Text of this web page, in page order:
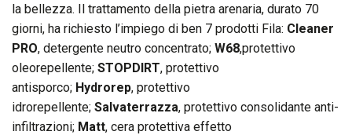
la bellezza. Il trattamento della pietra arenaria, durato 70
giorni, ha richiesto l’impiego di ben 7 prodotti Fila: Cleaner
PRO, detergente neutro concentrato; W68,protettivo
oleorepellente; STOPDIRT, protettivo
antisporco; Hydrorep, protettivo
idrorepellente; Salvaterrazza, protettivo consolidante anti-
infiltrazioni; Matt, cera protettiva effetto